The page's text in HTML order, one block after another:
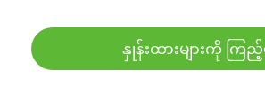
နှုန်းထားများကို ကြည့်